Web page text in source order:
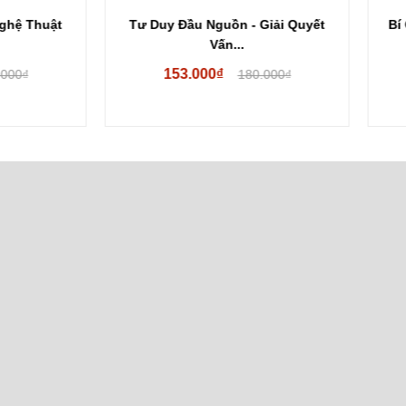
Đầu Nguồn - Gỉải Quyết
153.000₫
Bí Quyết Giúp Bộ Não Trở
246.000₫